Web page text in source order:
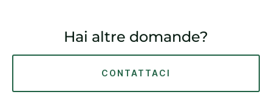
Hai altre domande?
CONTATTACI